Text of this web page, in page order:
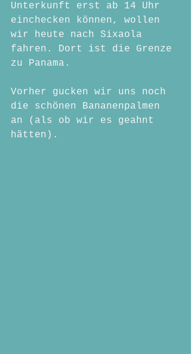
Unterkunft erst ab 14 Uhr
einchecken können, wollen
wir heute nach Sixaola
fahren. Dort ist die Grenze
zu Panama.
Vorher gucken wir uns noch
die schönen Bananenpalmen
an (als ob wir es geahnt
hätten).